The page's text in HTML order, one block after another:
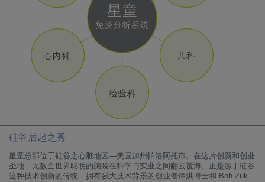
硅谷后起之秀
星童总部位于硅谷之心脏地区—美国加州帕洛阿托市。在这片创新和创业
圣地，无数全世界聪明的脑袋在科学与实业之间翻云覆海。正是源于硅谷
这种技术创新的传统，拥有强大技术背景的创业者谭洪博士和 Bob Zuk